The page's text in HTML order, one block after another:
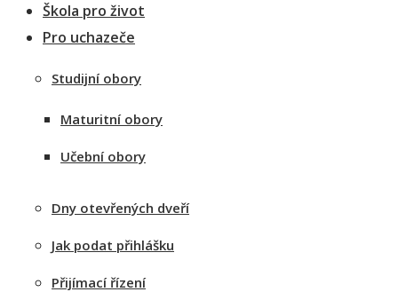
Škola pro život
Pro uchazeče
Studijní obory
Maturitní obory
Učební obory
Dny otevřených dveří
Jak podat přihlášku
Přijímací řízení